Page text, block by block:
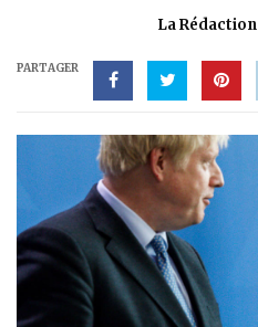
La Rédaction
PARTAGER